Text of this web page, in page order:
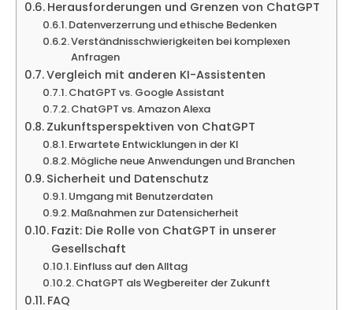
Herausforderungen und Grenzen von ChatGPT
Datenverzerrung und ethische Bedenken
Verständnisschwierigkeiten bei komplexen
Anfragen
Vergleich mit anderen KI-Assistenten
ChatGPT vs. Google Assistant
ChatGPT vs. Amazon Alexa
Zukunftsperspektiven von ChatGPT
Erwartete Entwicklungen in der KI
Mögliche neue Anwendungen und Branchen
Sicherheit und Datenschutz
Umgang mit Benutzerdaten
Maßnahmen zur Datensicherheit
Fazit: Die Rolle von ChatGPT in unserer
Gesellschaft
Einfluss auf den Alltag
ChatGPT als Wegbereiter der Zukunft
FAQ